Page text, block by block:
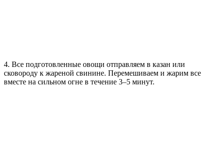
4. Все подготовленные овощи отправляем в казан или
сковороду к жареной свинине. Перемешиваем и жарим все
вместе на сильном огне в течение 3–5 минут.